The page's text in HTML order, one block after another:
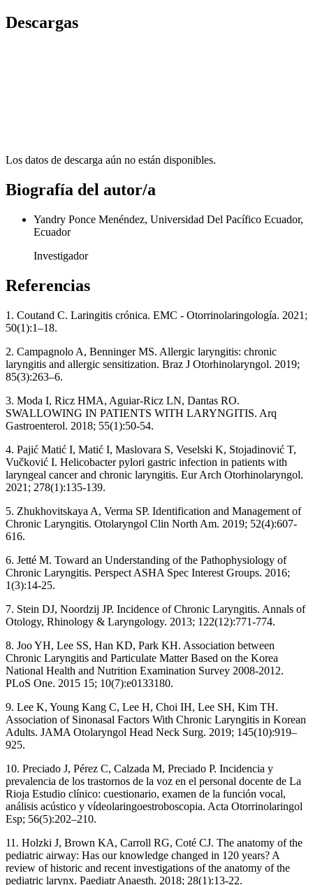
Descargas
Los datos de descarga aún no están disponibles.
Biografía del autor/a
Yandry Ponce Menéndez, Universidad Del Pacífico Ecuador,
Ecuador
Investigador
Referencias
1. Coutand C. Laringitis crónica. EMC - Otorrinolaringología. 2021;
50(1):1–18.
2. Campagnolo A, Benninger MS. Allergic laryngitis: chronic
laryngitis and allergic sensitization. Braz J Otorhinolaryngol. 2019;
85(3):263–6.
3. Moda I, Ricz HMA, Aguiar-Ricz LN, Dantas RO.
SWALLOWING IN PATIENTS WITH LARYNGITIS. Arq
Gastroenterol. 2018; 55(1):50-54.
4. Pajić Matić I, Matić I, Maslovara S, Veselski K, Stojadinović T,
Vučković I. Helicobacter pylori gastric infection in patients with
laryngeal cancer and chronic laryngitis. Eur Arch Otorhinolaryngol.
2021; 278(1):135-139.
5. Zhukhovitskaya A, Verma SP. Identification and Management of
Chronic Laryngitis. Otolaryngol Clin North Am. 2019; 52(4):607-
616.
6. Jetté M. Toward an Understanding of the Pathophysiology of
Chronic Laryngitis. Perspect ASHA Spec Interest Groups. 2016;
1(3):14-25.
7. Stein DJ, Noordzij JP. Incidence of Chronic Laryngitis. Annals of
Otology, Rhinology & Laryngology. 2013; 122(12):771-774.
8. Joo YH, Lee SS, Han KD, Park KH. Association between
Chronic Laryngitis and Particulate Matter Based on the Korea
National Health and Nutrition Examination Survey 2008-2012.
PLoS One. 2015 15; 10(7):e0133180.
9. Lee K, Young Kang C, Lee H, Choi IH, Lee SH, Kim TH.
Association of Sinonasal Factors With Chronic Laryngitis in Korean
Adults. JAMA Otolaryngol Head Neck Surg. 2019; 145(10):919–
925.
10. Preciado J, Pérez C, Calzada M, Preciado P. Incidencia y
prevalencia de los trastornos de la voz en el personal docente de La
Rioja Estudio clínico: cuestionario, examen de la función vocal,
análisis acústico y vídeolaringoestroboscopia. Acta Otorrinolaringol
Esp; 56(5):202–210.
11. Holzki J, Brown KA, Carroll RG, Coté CJ. The anatomy of the
pediatric airway: Has our knowledge changed in 120 years? A
review of historic and recent investigations of the anatomy of the
pediatric larynx. Paediatr Anaesth. 2018; 28(1):13-22.